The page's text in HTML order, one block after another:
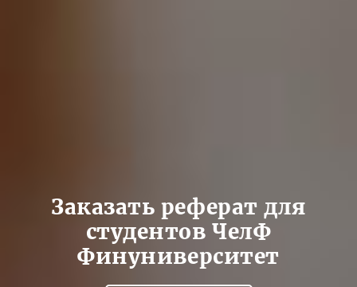
Заказать реферат для
студентов ЧелФ
Финуниверситет